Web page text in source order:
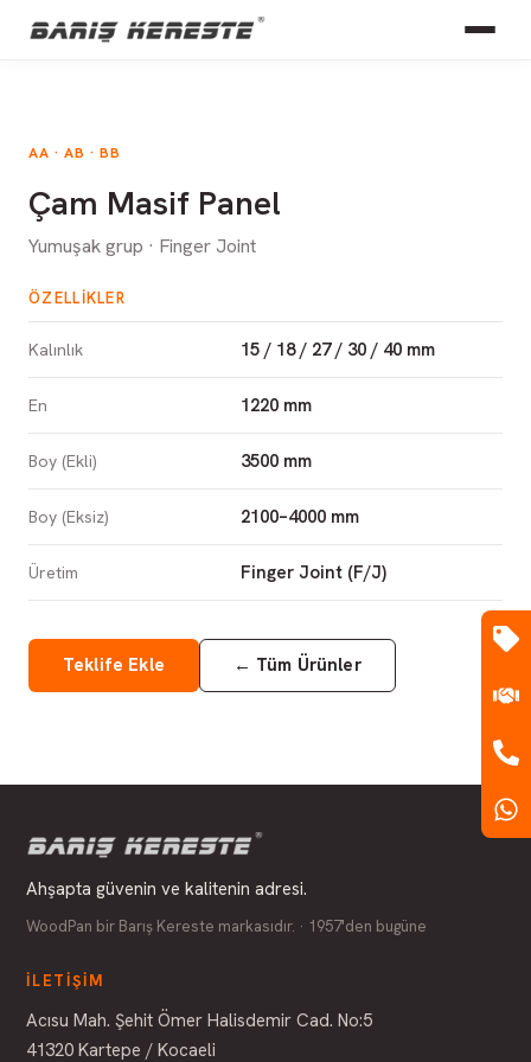
AA · AB · BB
Çam Masif Panel
Yumuşak grup · Finger Joint
ÖZELLIKLER
Kalınlık 15 / 18 / 27 / 30 / 40 mm
En 1220 mm
Boy (Ekli) 3500 mm
Boy (Eksiz) 2100–4000 mm
Üretim Finger Joint (F/J)
Teklife Ekle ← Tüm Ürünler
Ahşapta güvenin ve kalitenin adresi.
WoodPan bir Barış Kereste markasıdır. · 1957'den bugüne
İLETIŞIM
Acısu Mah. Şehit Ömer Halisdemir Cad. No:5
41320 Kartepe / Kocaeli